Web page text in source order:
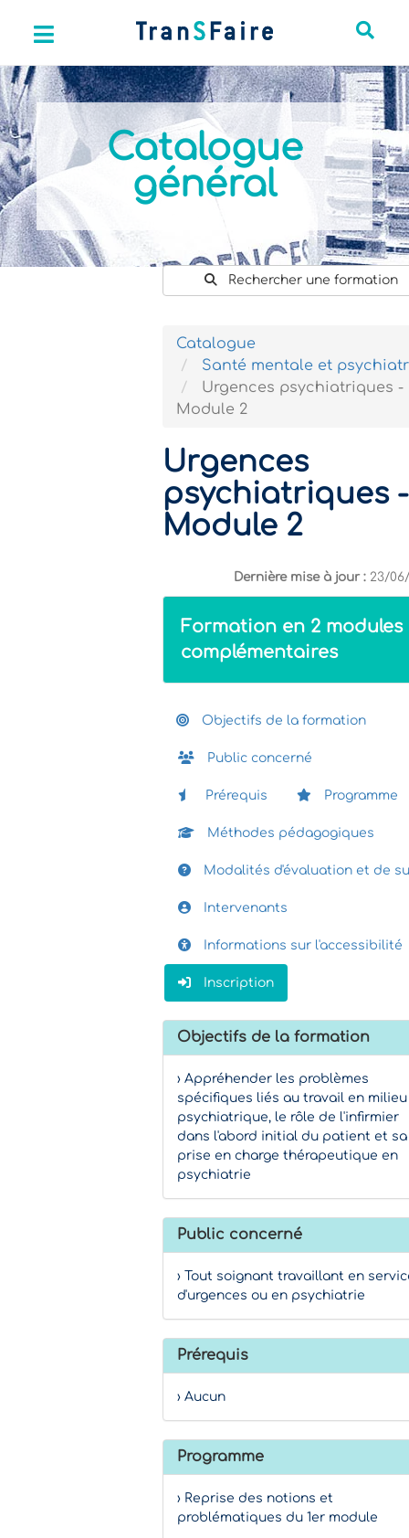
Catalogue
général
Rechercher une formation
Catalogue
Santé mentale et
Urgences psychiatriques -
Module 2
Urgences
psychiatriques -
Module 2
Dernière mise à jour : 23/
Formation en 2 modules
complémentaires
Objectifs de la formation
Public concerné
Prérequis Programme
Méthodes pédagogiques
Modalités d'évaluation et de
Intervenants
Informations sur l'accessibilité
Inscription
Objectifs de la formation
› Appréhender les problèmes
spécifiques liés au travail en milieu
psychiatrique, le rôle de l'infirmier
dans l'abord initial du patient et sa
prise en charge thérapeutique en
psychiatrie
Public concerné
› Tout soignant travaillant en
d'urgences ou en psychiatrie
Prérequis
› Aucun
Programme
› Reprise des notions et
problématiques du 1er module